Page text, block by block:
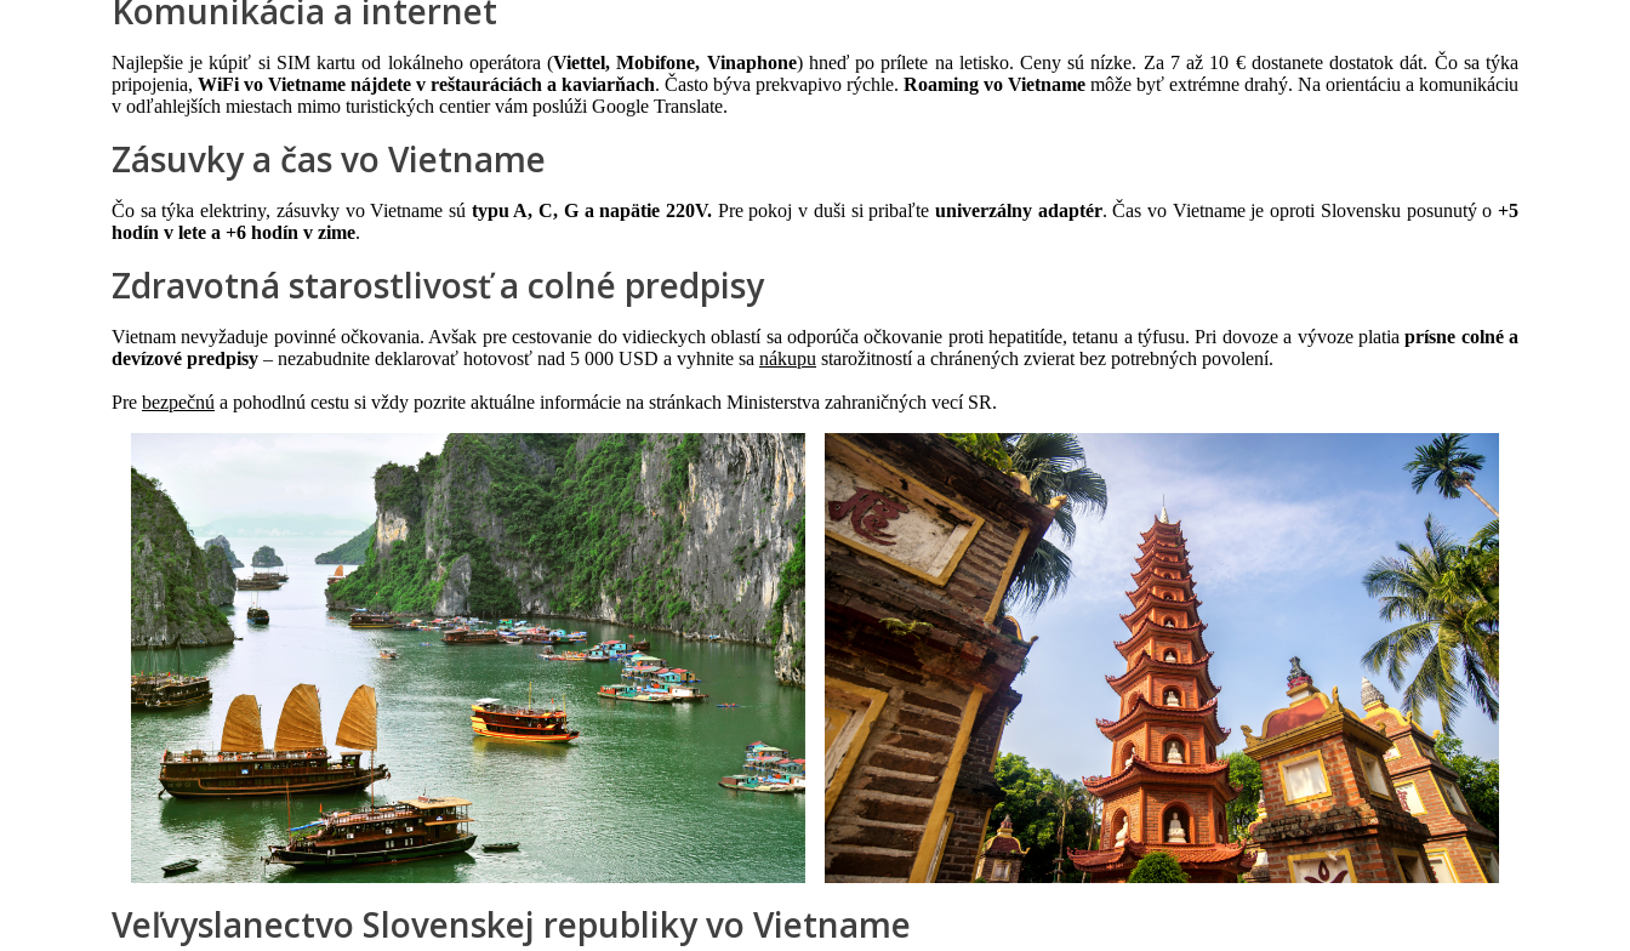
Komunikácia a internet
Najlepšie je kúpiť si SIM kartu od lokálneho operátora (Viettel, Mobifone, Vinaphone) hneď po prílete na letisko. Ceny sú nízke. Za 7 až 10 € dostanete dostatok dát. Čo sa týka
pripojenia, WiFi vo Vietname nájdete v reštauráciách a kaviarňach. Často býva prekvapivo rýchle. Roaming vo Vietname môže byť extrémne drahý. Na orientáciu a komunikáciu
v odľahlejších miestach mimo turistických centier vám poslúži Google Translate.
Zásuvky a čas vo Vietname
Čo sa týka elektriny, zásuvky vo Vietname sú typu A, C, G a napätie 220V.Pre pokoj v duši si pribaľte univerzálny adaptér. Čas vo Vietname je oproti Slovensku posunutý o+5
hodín v lete a +6 hodín v zime.
Zdravotná starostlivosť a colné predpisy
Vietnam nevyžaduje povinné očkovania. Avšak pre cestovanie do vidieckych oblastí sa odporúča očkovanie proti hepatitíde, tetanu a týfusu. Pri dovoze a vývoze platia prísne colné a
devízové predpisy – nezabudnite deklarovať hotovosť nad 5 000 USD a vyhnite sa nákupu starožitností a chránených zvierat bez potrebných povolení.
Pre bezpečnú a pohodlnú cestu si vždy pozrite aktuálne informácie na stránkach Ministerstva zahraničných vecí SR.
Veľvyslanectvo Slovenskej republiky vo Vietname